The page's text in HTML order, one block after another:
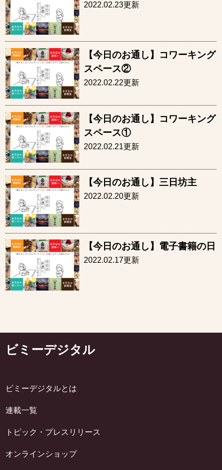
2022.02.23更新
【今日のお通し】コワーキング
スペース②
2022.02.22更新
【今日のお通し】コワーキング
スペース①
2022.02.21更新
【今日のお通し】三日坊主
2022.02.20更新
【今日のお通し】電子書籍の日
2022.02.17更新
ビミーデジタル
ビミーデジタルとは
連載一覧
トピック・プレスリリース
オンラインショップ